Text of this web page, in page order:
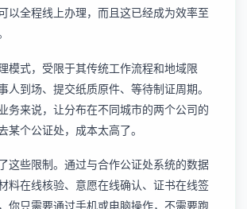
以全程线上办理，而且这已经成为效率至
模式，受限于其传统工作流程和地域限
人到场、提交纸质原件、等待制证周期。
务来说，让分布在不同城市的两个公司的
某个公证处，成本太高了。
这些限制。通过与合作公证处系统的数据
料在线核验、意愿在线确认、证书在线签
你只需要通过手机或电脑操作，不需要跑